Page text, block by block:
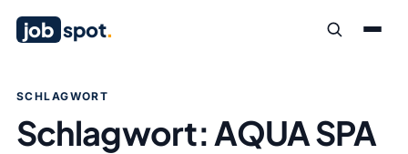
job spot.
SCHLAGWORT
Schlagwort:AQUA SPA